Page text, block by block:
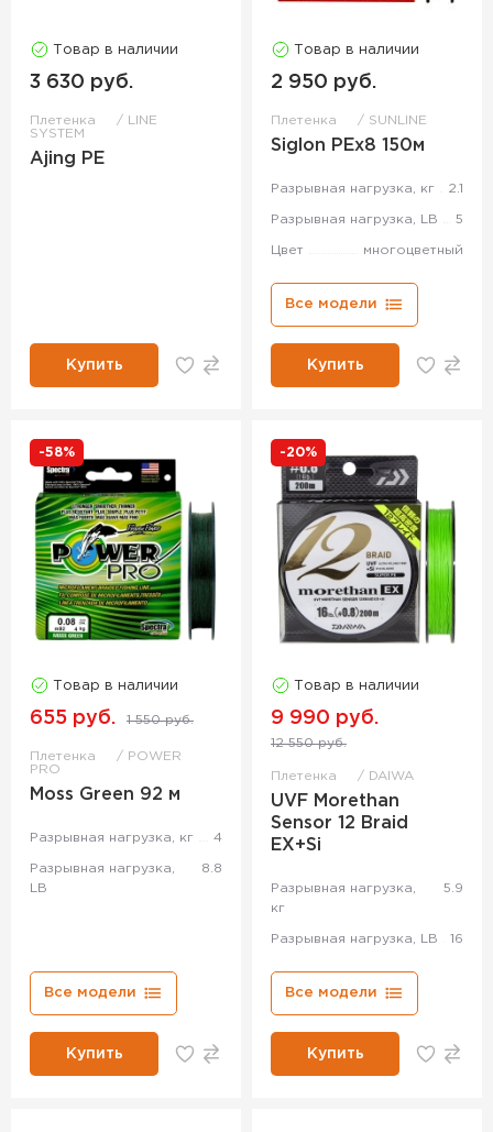
Товар в наличии
3 630 руб.
Плетенка
LINE
SYSTEM
Ajing PE
Купить
Товар в наличии
2 950 руб.
Плетенка SUNLINE
Siglon PEx8 150м
Разрывная нагрузка, кг 2.1
Разрывная нагрузка, LB 5
Цвет многоцветный
Все модели
Купить
-58%
Товар в наличии
655 руб. 1 550 руб.
Плетенка
POWER
PRO
Moss Green 92 м
Разрывная нагрузка, кг 4
Разрывная нагрузка,
LB
8.8
Все модели
Купить
-20%
Товар в наличии
9 990 руб.
12 550 руб.
Плетенка DAIWA
UVF Morethan
Sensor 12 Braid
EX+Si
Разрывная нагрузка,
кг
5.9
Разрывная нагрузка, LB 16
Все модели
Купить